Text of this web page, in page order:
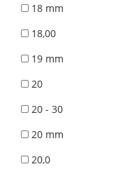
18 mm
18,00
19 mm
20
20 - 30
20 mm
20,0